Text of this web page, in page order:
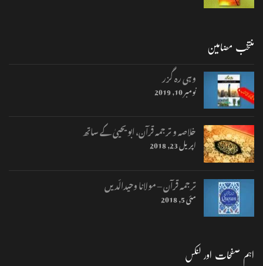
منتخب مضامین
وہی رہ گزر
نومبر 10, 2019
خلاصہ و ترجمہ قرآن، ابو یحییٰ کے ساتھ
اپریل 23, 2018
ترجمہ قرآن – مولانا وحیدالّدیں
مئی 5, 2018
اہم صفحات اور لنکس